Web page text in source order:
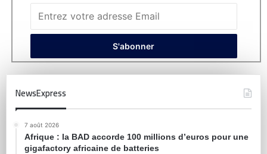
NewsExpress
7 août 2026
Afrique : la BAD accorde 100 millions d’euros pour une
gigafactory africaine de batteries